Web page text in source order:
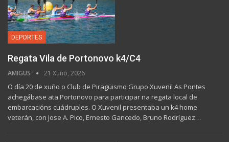
DEPORTES
Regata Vila de Portonovo k4/C4
AMIGUS 21 Xuño, 2026
O día 20 de xuño o Club de Piragüismo Grupo Xuvenil As Pontes
achegábase ata Portonovo para participar na regata local de
embarcacións cuádruples. O Xuvenil presentaba un k4 home
veterán, con Jose A. Pico, Ernesto Gancedo, Bruno Rodríguez…